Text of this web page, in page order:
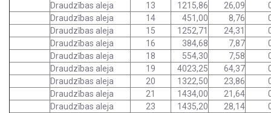
Draudzības aleja
13 1215,86 26,09
Draudzības aleja
14 451,00 8,76
Draudzības aleja
15 1252,71 24,31
Draudzības aleja
16 384,68 7,87
Draudzības aleja
18 554,30 7,58
Draudzības aleja
19 4023,25 64,37
Draudzības aleja
20 1322,50 23,86
Draudzības aleja
21 1434,00 21,64
Draudzības aleja
23 1435,20 28,14